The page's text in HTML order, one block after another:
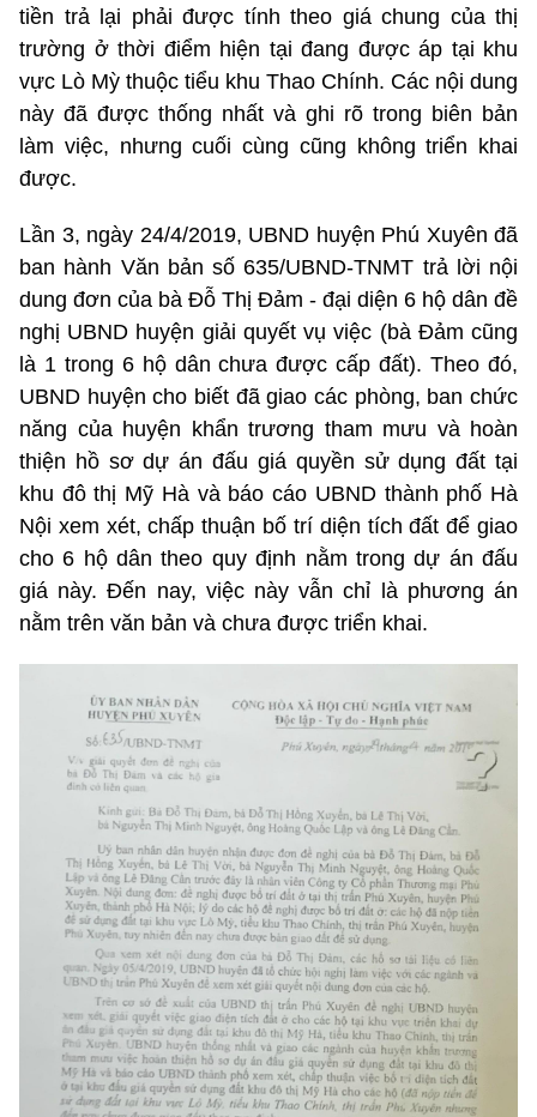
tiền trả lại phải được tính theo giá chung của thị
trường ở thời điểm hiện tại đang được áp tại khu
vực Lò Mỳ thuộc tiểu khu Thao Chính. Các nội dung
này đã được thống nhất và ghi rõ trong biên bản
làm việc, nhưng cuối cùng cũng không triển khai
được.
Lần 3, ngày 24/4/2019, UBND huyện Phú Xuyên đã
ban hành Văn bản số 635/UBND-TNMT trả lời nội
dung đơn của bà Đỗ Thị Đảm - đại diện 6 hộ dân đề
nghị UBND huyện giải quyết vụ việc (bà Đảm cũng
là 1 trong 6 hộ dân chưa được cấp đất). Theo đó,
UBND huyện cho biết đã giao các phòng, ban chức
năng của huyện khẩn trương tham mưu và hoàn
thiện hồ sơ dự án đấu giá quyền sử dụng đất tại
khu đô thị Mỹ Hà và báo cáo UBND thành phố Hà
Nội xem xét, chấp thuận bố trí diện tích đất để giao
cho 6 hộ dân theo quy định nằm trong dự án đấu
giá này. Đến nay, việc này vẫn chỉ là phương án
nằm trên văn bản và chưa được triển khai.